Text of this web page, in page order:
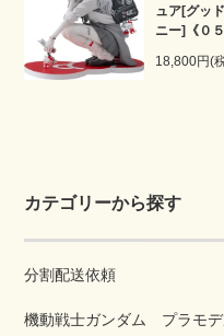
ュア[グッ
ニー]《０
18,800円(
カテゴリーから探す
分割配送依頼
機動戦士ガンダム プラモ